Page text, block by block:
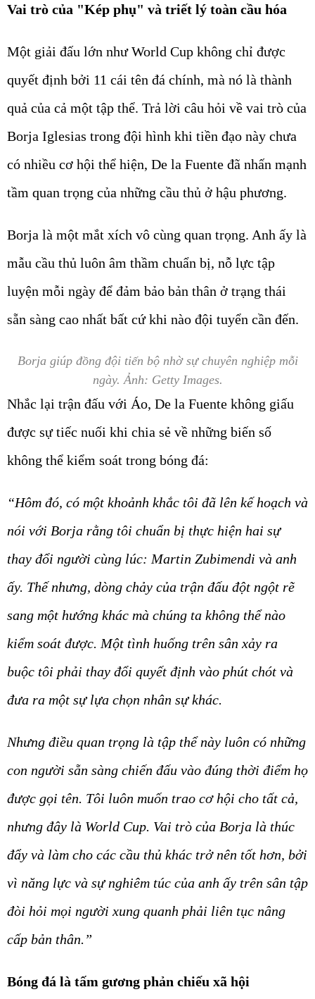
Vai trò của "Kép phụ" và triết lý toàn cầu hóa
Một giải đấu lớn như World Cup không chỉ được
quyết định bởi 11 cái tên đá chính, mà nó là thành
quả của cả một tập thể. Trả lời câu hỏi về vai trò của
Borja Iglesias trong đội hình khi tiền đạo này chưa
có nhiều cơ hội thể hiện, De la Fuente đã nhấn mạnh
tầm quan trọng của những cầu thủ ở hậu phương.
Borja là một mắt xích vô cùng quan trọng. Anh ấy là
mẫu cầu thủ luôn âm thầm chuẩn bị, nỗ lực tập
luyện mỗi ngày để đảm bảo bản thân ở trạng thái
sẵn sàng cao nhất bất cứ khi nào đội tuyển cần đến.
Borja giúp đồng đội tiến bộ nhờ sự chuyên nghiệp mỗi
ngày. Ảnh: Getty Images.
Nhắc lại trận đấu với Áo, De la Fuente không giấu
được sự tiếc nuối khi chia sẻ về những biến số
không thể kiểm soát trong bóng đá:
“Hôm đó, có một khoảnh khắc tôi đã lên kế hoạch và
nói với Borja rằng tôi chuẩn bị thực hiện hai sự
thay đổi người cùng lúc: Martin Zubimendi và anh
ấy. Thế nhưng, dòng chảy của trận đấu đột ngột rẽ
sang một hướng khác mà chúng ta không thể nào
kiểm soát được. Một tình huống trên sân xảy ra
buộc tôi phải thay đổi quyết định vào phút chót và
đưa ra một sự lựa chọn nhân sự khác.
Nhưng điều quan trọng là tập thể này luôn có những
con người sẵn sàng chiến đấu vào đúng thời điểm họ
được gọi tên. Tôi luôn muốn trao cơ hội cho tất cả,
nhưng đây là World Cup. Vai trò của Borja là thúc
đẩy và làm cho các cầu thủ khác trở nên tốt hơn, bởi
vì năng lực và sự nghiêm túc của anh ấy trên sân tập
đòi hỏi mọi người xung quanh phải liên tục nâng
cấp bản thân.”
Bóng đá là tấm gương phản chiếu xã hội